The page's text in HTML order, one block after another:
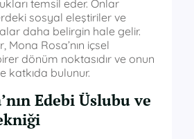
temsil eder. Onlar
sosyal eleştiriler ve
daha belirgin hale gelir.
Mona Rosa’nın içsel
dönüm noktasıdır ve onun
katkıda bulunur.
Edebi Üslubu ve